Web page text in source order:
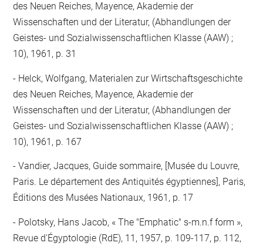
des Neuen Reiches, Mayence, Akademie der
Wissenschaften und der Literatur, (Abhandlungen der
Geistes- und Sozialwissenschaftlichen Klasse (AAW) ;
10), 1961, p. 31
Helck, Wolfgang, Materialen zur Wirtschaftsgeschichte
des Neuen Reiches, Mayence, Akademie der
Wissenschaften und der Literatur, (Abhandlungen der
Geistes- und Sozialwissenschaftlichen Klasse (AAW) ;
10), 1961, p. 167
Vandier, Jacques, Guide sommaire, [Musée du Louvre,
Paris. Le département des Antiquités égyptiennes], Paris,
Éditions des Musées Nationaux, 1961, p. 17
Polotsky, Hans Jacob, « The "Emphatic" s-m.n.f form »,
Revue d'Égyptologie (RdE), 11, 1957, p. 109-117, p. 112,